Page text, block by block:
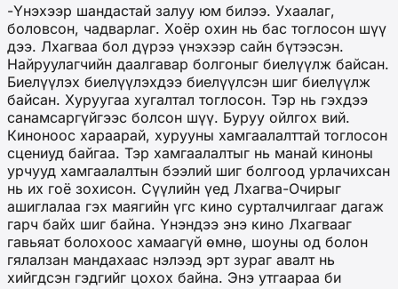
-Үнэхээр шандастай залуу юм билээ. Ухаалаг,
боловсон, чадварлаг. Хоёр охин нь бас тоглосон шүү
дээ. Лхагваа бол дүрээ үнэхээр сайн бүтээсэн.
Найруулагчийн даалгавар болгоныг биелүүлж байсан.
Биелүүлэх биелүүлэхдээ биелүүлсэн шиг биелүүлж
байсан. Хуруугаа хугалтал тоглосон. Тэр нь гэхдээ
санамсаргүйгээс болсон шүү. Буруу ойлгох вий.
Киноноос хараарай, хурууны хамгаалалттай тоглосон
сцениуд байгаа. Тэр хамгаалалтыг нь манай киноны
урчууд хамгаалалтын бээлий шиг болгоод урлачихсан
нь их гоё зохисон. Сүүлийн үед Лхагва-Очирыг
ашиглалаа гэх маягийн үгс кино сурталчилгааг дагаж
гарч байх шиг байна. Үнэндээ энэ кино Лхагвааг
гавьяат болохоос хамаагүй өмнө, шоуны од болон
гялалзан мандахаас нэлээд эрт зураг авалт нь
хийгдсэн гэдгийг цохох байна. Энэ утгаараа би